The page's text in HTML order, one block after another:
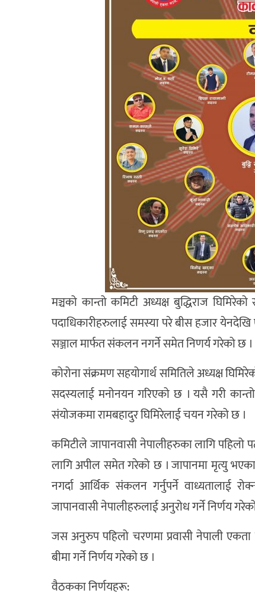
मञ्चको कान्तो कमिटी अध्यक्ष बुद्धिराज
पदाधिकारीहरुलाई समस्या परे बीस हजार
सञ्जाल मार्फत संकलन नगर्ने समेत निणर्य गरेको छ ।
कोरोना संक्रमण सहयोगार्थ समितिले अध्यक्ष
सदस्यलाई मनोनयन गरिएको छ । यसै गरी
संयोजकमा रामबहादुर घिमिरेलाई चयन गरेको छ ।
कमिटीले जापानवासी नेपालीहरुका लागि पहिलो
लागि अपील समेत गरेको छ । जापानमा मृत्यु
नगर्दा आर्थिक संकलन गर्नुपर्ने वाध्यतालाई
जापानवासी नेपालीहरुलाई अनुरोध गर्ने निर्णय
जस अनुरुप पहिलो चरणमा प्रवासी नेपाली एकता
बीमा गर्ने निर्णय गरेको छ ।
वैठकका निर्णयहरू: